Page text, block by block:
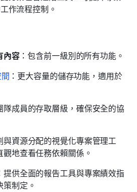
作流程控制。
內容：包含前一級別的所有功能。
：更大容量的儲存功能，適用於
隊成員的存取層級，確保安全的協
與資源分配的視覺化專案管理工
地查看任務依賴關係。
提供全面的報告工具與專案績效指
制定。